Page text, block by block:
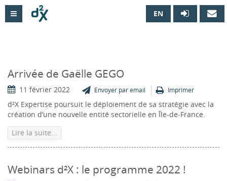

EN
Arrivée de Gaëlle GEGO
11 février 2022 Envoyer par email Imprimer
d²X Expertise poursuit le déploiement de sa stratégie avec la
création d’une nouvelle entité sectorielle en Île-de-France.
Lire la suite...
Webinars d²X : le programme 2022 !